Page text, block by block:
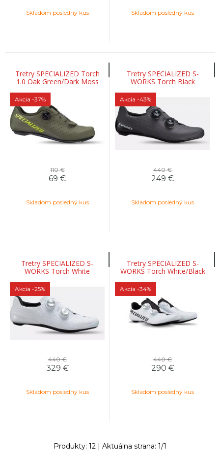
Skladom posledný kus Skladom posledný kus
Tretry SPECIALIZED Torch
1.0 Oak Green/Dark Moss
Akcia -37%
110 €
69 €
Skladom posledný kus
Tretry SPECIALIZED S-
WORKS Torch Black
Akcia -43%
440 €
249 €
Skladom posledný kus
Tretry SPECIALIZED S-
WORKS Torch White
Akcia -25%
440 €
329 €
Skladom posledný kus
Tretry SPECIALIZED S-
WORKS Torch White/Black
Akcia -34%
440 €
290 €
Skladom posledný kus
Produkty: 12 | Aktuálna strana: 1/1